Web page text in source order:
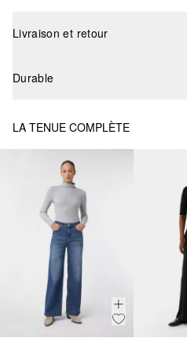
Livraison et retour
Durable
LA TENUE COMPLÈTE